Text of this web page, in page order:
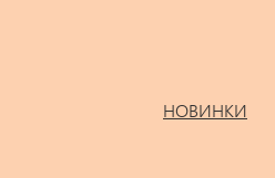
НОВИНКИ